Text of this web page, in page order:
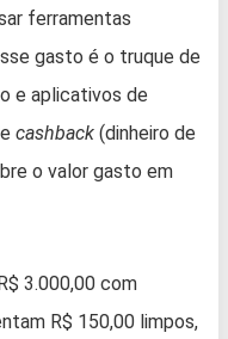
ferramentas
gasto é o truque de
e aplicativos de
cashback (dinheiro de
o valor gasto em
3.000,00 com
R$ 150,00 limpos,